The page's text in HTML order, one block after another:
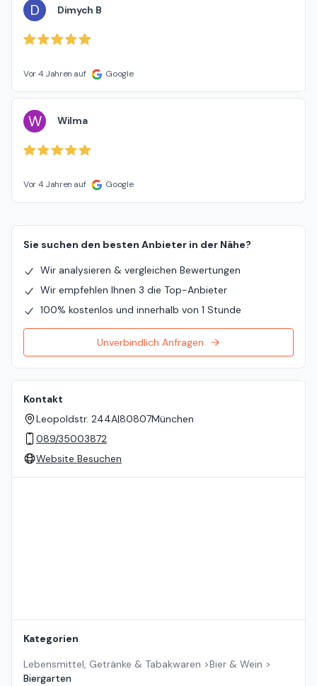
D Dimych B
Vor 4 Jahren auf Google
W Wilma
Vor 4 Jahren auf Google
Sie suchen den besten Anbieter in der Nähe?
Wir analysieren & vergleichen Bewertungen
Wir empfehlen Ihnen 3 die Top-Anbieter
100% kostenlos und innerhalb von 1 Stunde
Unverbindlich Anfragen
Kontakt
Leopoldstr. 244A|80807München
089/35003872
Website Besuchen
Kategorien
Lebensmittel, Getränke & Tabakwaren >Bier & Wein >
Biergarten